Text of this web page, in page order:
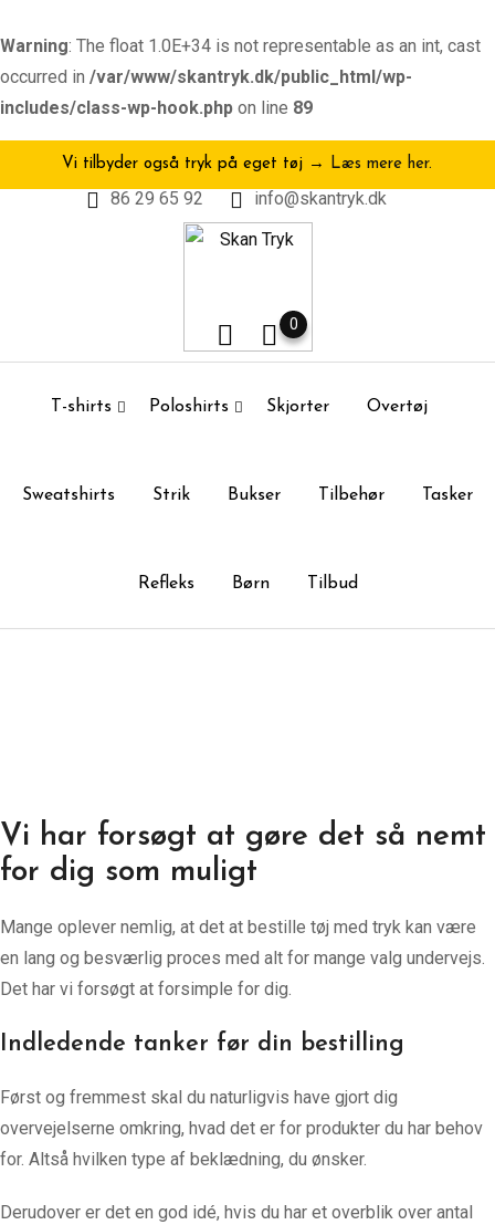
Warning: The float 1.0E+34 is not representable as an int, cast
occurred in /var/www/skantryk.dk/public_html/wp-
includes/class-wp-hook.php on line 89
Skip
Vi tilbyder også tryk på eget tøj → Læs mere her.
86 29 65 92 info@skantryk.dk
0
T-shirts Poloshirts Skjorter Overtøj
Sweatshirts Strik Bukser Tilbehør Tasker
Refleks Børn Tilbud
Vi har forsøgt at gøre det så nemt
for dig som muligt
Mange oplever nemlig, at det at bestille tøj med tryk kan være
en lang og besværlig proces med alt for mange valg undervejs.
Det har vi forsøgt at forsimple for dig.
Indledende tanker før din bestilling
Først og fremmest skal du naturligvis have gjort dig
overvejelserne omkring, hvad det er for produkter du har behov
for. Altså hvilken type af beklædning, du ønsker.
Derudover er det en god idé, hvis du har et overblik over antal